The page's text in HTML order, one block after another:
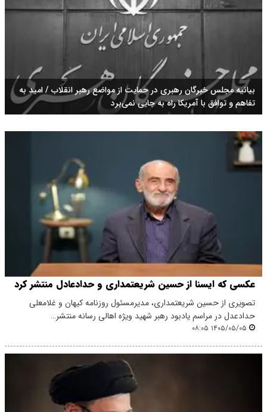
بیانیه مجلس خبرگان رهبری در حمایت از مواضع رهبر انقلاب / امید به
تفاهم و توافق با آمریکا راه به جایی نمی‌برد
عکسی که ایسنا از حسین شریعتمداری و حدادعادل منتشر کرد
تصویری از حسین شریعتمداری، مدیرمسئول روزنامه کیهان و غلامعلی
حدادعدل در مراسم یادبود رهبر شهید ویژه اهالی رسانه منتشر…
۱۴۰۵/۰۵/۰۵ ۰۸:۰۵